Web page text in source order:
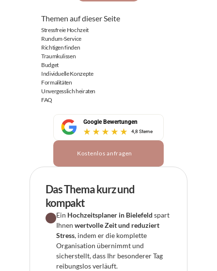
Themen auf dieser Seite
Stressfreie Hochzeit
Rundum-Service
Richtigen finden
Traumkulissen
Budget
Individuelle Konzepte
Formalitäten
Unvergesslich heiraten
FAQ
Google Bewertungen
4,8 Sterne
Kostenlos anfragen
Das Thema kurz und
kompakt
Ein Hochzeitsplaner in Bielefeld spart
Ihnen wertvolle Zeit und reduziert
Stress, indem er die komplette
Organisation übernimmt und
sicherstellt, dass Ihr besonderer Tag
reibungslos verläuft.